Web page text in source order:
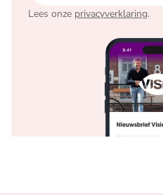
Lees onze privacyverklaring.